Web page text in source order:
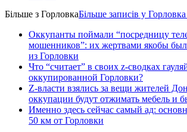
Більше з ГорловкаБільше записів у
Оккупанты поймали “посредницу
мошенников”: их жертвами якобы
из Горловки
Что “считает” в своих z-сводках
оккупированной Горловки?
Z-власти взялись за вещи жителей
оккупации будут отжимать мебель и
Именно здесь сейчас самый ад:
50 км от Горловки